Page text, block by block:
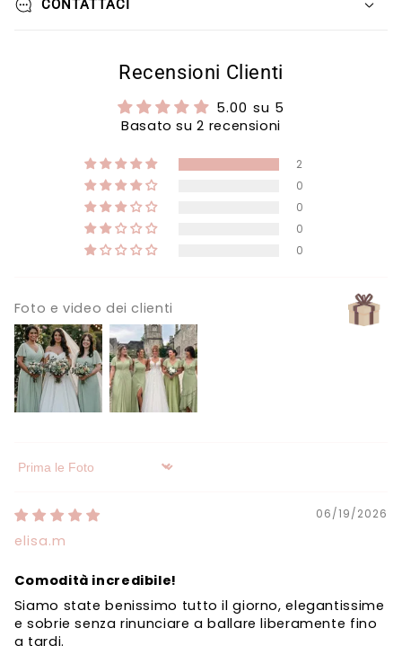
CONTATTACI
Recensioni Clienti
5.00 su 5
Basato su 2 recensioni
2
0
0
0
0
Foto e video dei clienti
Sort by
06/19/2026
elisa.m
Comodità incredibile!
Siamo state benissimo tutto il giorno, elegantissime
e sobrie senza rinunciare a ballare liberamente fino
a tardi.